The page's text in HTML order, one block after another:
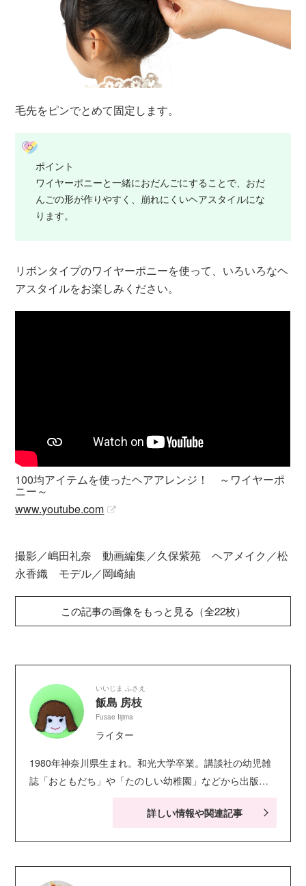
毛先をピンでとめて固定します。
ポイント
ワイヤーポニーと一緒におだんごにすることで、おだ
んごの形が作りやすく、崩れにくいヘアスタイルにな
ります。
リボンタイプのワイヤーポニーを使って、いろいろなヘ
アスタイルをお楽しみください。
100均アイテムを使ったヘアアレンジ！ ～ワイヤーポ
ニー～
www.youtube.com
撮影／嶋田礼奈 動画編集／久保紫苑 ヘアメイク／松
永香織 モデル／岡崎紬
この記事の画像をもっと見る（全22枚）
いいじま ふさえ
飯島 房枝
Fusae Iijima
ライター
1980年神奈川県生まれ。和光大学卒業。講談社の幼児雑
誌「おともだち」や「たのしい幼稚園」などから出版さ
詳しい情報や関連記事